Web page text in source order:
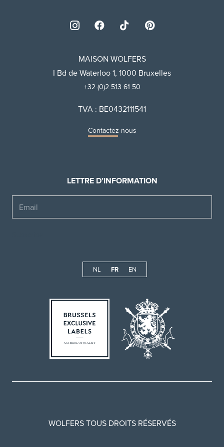
MAISON WOLFERS
I Bd de Waterloo 1, 1000 Bruxelles
+32 (0)2 513 61 50
TVA : BE0432111541
Contactez nous
LETTRE D’INFORMATION
NL FR EN
WOLFERS TOUS DROITS RÉSERVÉS